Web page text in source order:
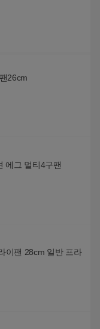
26cm
에그 멀티4구팬
이팬 28cm 일반 프라